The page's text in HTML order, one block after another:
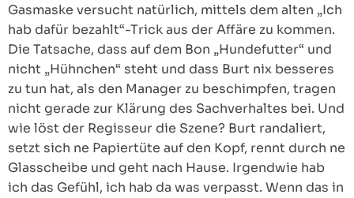
Gasmaske versucht natürlich, mittels dem alten „Ich
hab dafür bezahlt“-Trick aus der Affäre zu kommen.
Die Tatsache, dass auf dem Bon „Hundefutter“ und
nicht „Hühnchen“ steht und dass Burt nix besseres
zu tun hat, als den Manager zu beschimpfen, tragen
nicht gerade zur Klärung des Sachverhaltes bei. Und
wie löst der Regisseur die Szene? Burt randaliert,
setzt sich ne Papiertüte auf den Kopf, rennt durch ne
Glasscheibe und geht nach Hause. Irgendwie hab
ich das Gefühl, ich hab da was verpasst. Wenn das in